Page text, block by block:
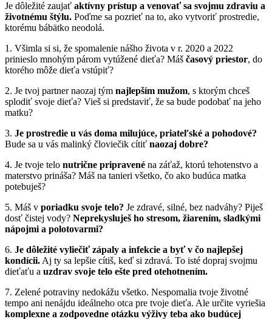
Je dôležité zaujať aktívny prístup a venovať sa svojmu zdraviu a
životnému štýlu. Poďme sa pozrieť na to, ako vytvoriť prostredie,
ktorému bábätko neodolá.
1. Všimla si si, že spomalenie nášho života v r. 2020 a 2022
prinieslo mnohým párom vytúžené dieťa? Máš časový priestor, do
ktorého môže dieťa vstúpiť?
2. Je tvoj partner naozaj tým najlepším mužom, s ktorým chceš
splodiť svoje dieťa? Vieš si predstaviť, že sa bude podobať na jeho
matku?
3. Je prostredie u vás doma milujúce, priateľské a pohodové?
Bude sa u vás malinký človiečik cítiť naozaj dobre?
4. Je tvoje telo nutrične pripravené na záťaž, ktorú tehotenstvo a
materstvo prináša? Máš na tanieri všetko, čo ako budúca matka
potebuješ?
5. Máš v poriadku svoje telo? Je zdravé, silné, bez nadváhy? Piješ
dosť čistej vody? Neprekysluješ ho stresom, žiarením, sladkými
nápojmi a polotovarmi?
6. Je dôležité vyliečiť zápaly a infekcie a byť v čo najlepšej
kondícii.Aj ty sa lepšie cítiš, keď si zdravá. To isté dopraj svojmu
dieťaťu a uzdrav svoje telo ešte pred otehotnením.
7. Zelené potraviny nedokážu všetko. Nespomalia tvoje životné
tempo ani nenájdu ideálneho otca pre tvoje dieťa. Ale určite vyriešia
komplexne a zodpovedne otázku výživy teba ako budúcej